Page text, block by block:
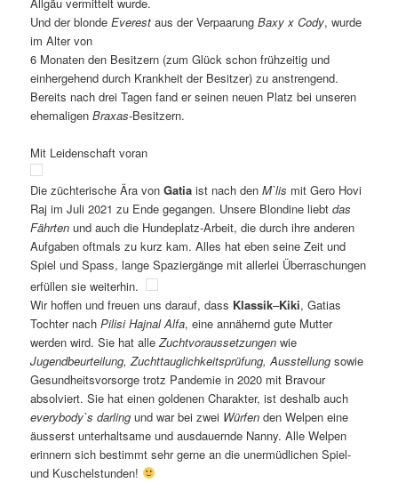
Und der blondeEverest aus der VerpaarungBaxy x Cody, wurde
im Alter von
6 Monaten den Besitzern (zum Glück schon frühzeitig und
einhergehend durch Krankheit der Besitzer) zu anstrengend.
Bereits nach drei Tagen fand er seinen neuen Platz bei unseren
ehemaligenBraxas-Besitzern.
Mit Leidenschaft voran
Die züchterische Ära vonGatia ist nach denM`lis mit Gero Hovi
Raj im Juli 2021 zu Ende gegangen. Unsere Blondine liebtdas
Fährten und auch die Hundeplatz-Arbeit, die durch ihre anderen
Aufgaben oftmals zu kurz kam. Alles hat eben seine Zeit und
Spiel und Spass, lange Spaziergänge mit allerlei Überraschungen
erfüllen sie weiterhin.
Wir hoffen und freuen uns darauf, dass Klassik–Kiki, Gatias
Tochter nachPilisi Hajnal Alfa, eine annähernd gute Mutter
werden wird. Sie hat alleZuchtvoraussetzungen wie
Jugendbeurteilung, Zuchttauglichkeitsprüfung, Ausstellung sowie
Gesundheitsvorsorge trotz Pandemie in 2020 mit Bravour
absolviert. Sie hat einen goldenen Charakter, ist deshalb auch
everybody`s darling und war bei zwei Würfen den Welpen eine
äusserst unterhaltsame und ausdauernde Nanny. Alle Welpen
erinnern sich bestimmt sehr gerne an die unermüdlichen Spiel-
und Kuschelstunden!